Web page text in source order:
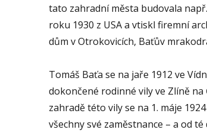
tato zahradní města budovala
roku 1930 z USA a vtiskl firemní
dům v Otrokovicích, Baťův
Tomáš Baťa se na jaře 1912 ve
dokončené rodinné vily ve Zlíně
zahradě této vily se na 1. máje
všechny své zaměstnance – a od